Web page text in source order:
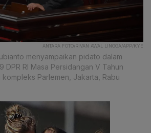
ANTARA FOTO/RIVAN AWAL LINGGA/APP/KYE
menyampaikan pidato dalam
DPR RI Masa Persidangan V Tahun
Parlemen, Jakarta, Rabu